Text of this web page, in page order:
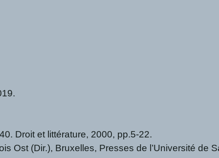
Droit et littérature, 2000, pp.5-22.
Ost (Dir.), Bruxelles, Presses de l’Université de